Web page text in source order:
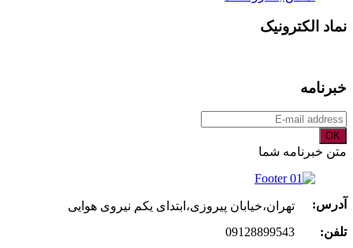
نماد الکترونیک
خبرنامه
OK
متن خبرنامه شما
آدرس:
تهران،خیابان پیروزی،ابتدای یکم نیروی هوایی
تلفن:
09128899543